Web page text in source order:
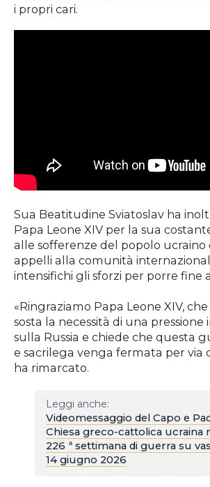
i propri cari.
Sua Beatitudine Sviatoslav ha
Papa Leone XIV per la sua
alle sofferenze del popolo ucraino
appelli alla comunità
intensifichi gli sforzi per porre fine
«Ringraziamo Papa Leone XIV,
sosta la necessità di una
sulla Russia e chiede che questa
e sacrilega venga fermata per via
ha rimarcato.
Leggi anche:
Videomessaggio del Capo e
Chiesa greco-cattolica ucraina
226 ª settimana di guerra su
14 giugno 2026